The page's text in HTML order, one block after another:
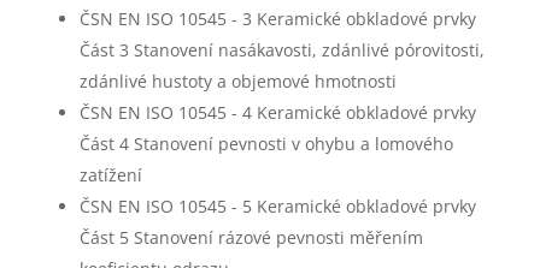
ČSN EN ISO 10545 - 3 Keramické obkladové prvky
Část 3 Stanovení nasákavosti, zdánlivé pórovitosti,
zdánlivé hustoty a objemové hmotnosti
ČSN EN ISO 10545 - 4 Keramické obkladové prvky
Část 4 Stanovení pevnosti v ohybu a lomového
zatížení
ČSN EN ISO 10545 - 5 Keramické obkladové prvky
Část 5 Stanovení rázové pevnosti měřením